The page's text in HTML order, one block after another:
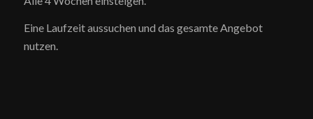
Eine Laufzeit aussuchen und das gesamte Angebot
nutzen.